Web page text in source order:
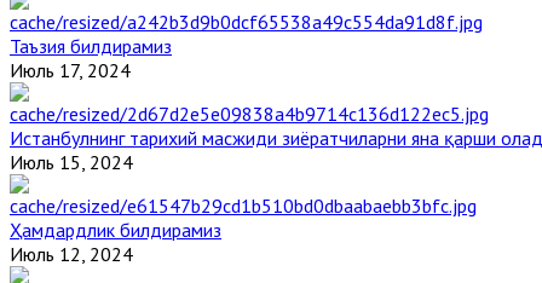
Таъзия билдирамиз
Июль 17, 2024
Истанбулнинг тарихий масжиди зиёратчиларни яна қарши
Июль 15, 2024
Ҳамдардлик билдирамиз
Июль 12, 2024